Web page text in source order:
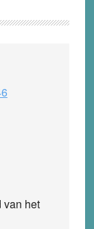
van het